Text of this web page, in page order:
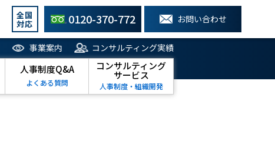
全国
対応 0120-370-772 お問い合わせ
事業案内 コンサルティング実績
人事制度Q&A
よくある質問
コンサルティング
サービス
人事制度・組織開発